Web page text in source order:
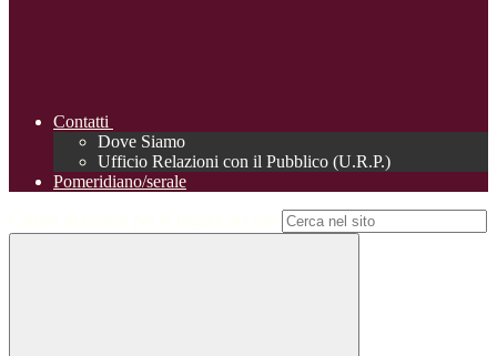
Contatti
Dove Siamo
Ufficio Relazioni con il Pubblico (U.R.P.)
Pomeridiano/serale